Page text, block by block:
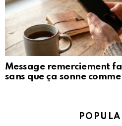
Message remerciement
sans que ça sonne